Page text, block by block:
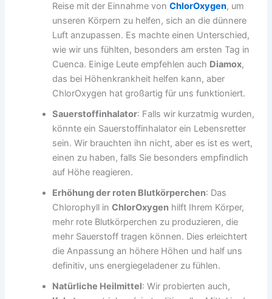
Reise mit der Einnahme vonChlorOxygen, um
unseren Körpern zu helfen, sich an die dünnere
Luft anzupassen. Es machte einen Unterschied,
wie wir uns fühlten, besonders am ersten Tag in
Cuenca. Einige Leute empfehlen auch Diamox,
das bei Höhenkrankheit helfen kann, aber
ChlorOxygen hat großartig für uns funktioniert.
Sauerstoffinhalator: Falls wir kurzatmig wurden,
könnte ein Sauerstoffinhalator ein Lebensretter
sein. Wir brauchten ihn nicht, aber es ist es wert,
einen zu haben, falls Sie besonders empfindlich
auf Höhe reagieren.
Erhöhung der roten Blutkörperchen: Das
Chlorophyll inChlorOxygen hilft Ihrem Körper,
mehr rote Blutkörperchen zu produzieren, die
mehr Sauerstoff tragen können. Dies erleichtert
die Anpassung an höhere Höhen und half uns
definitiv, uns energiegeladener zu fühlen.
Natürliche Heilmittel: Wir probierten auch,